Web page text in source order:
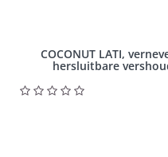
COCONUT LATI,
hersluitbare